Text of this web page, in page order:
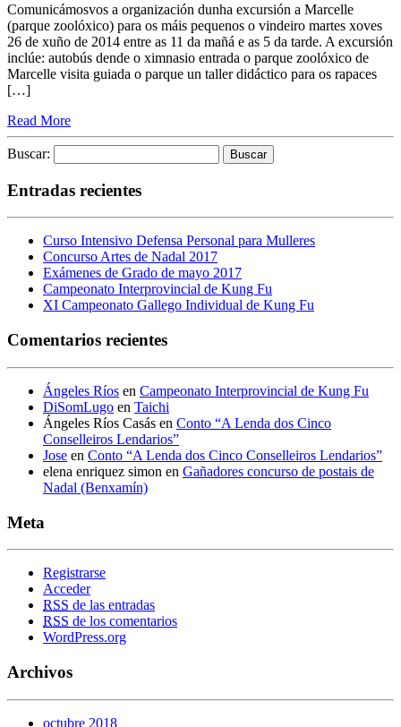
Comunicámosvos a organización dunha excursión a Marcelle
(parque zoolóxico) para os máis pequenos o vindeiro martes xoves
26 de xuño de 2014 entre as 11 da mañá e as 5 da tarde. A excursión
inclúe: autobús dende o ximnasio entrada o parque zoolóxico de
Marcelle visita guiada o parque un taller didáctico para os rapaces
[…]
Read More
Buscar:
Entradas recientes
Curso Intensivo Defensa Personal para Mulleres
Concurso Artes de Nadal 2017
Exámenes de Grado de mayo 2017
Campeonato Interprovincial de Kung Fu
XI Campeonato Gallego Individual de Kung Fu
Comentarios recientes
Ángeles Ríos en Campeonato Interprovincial de Kung Fu
DiSomLugo en Taichi
Ángeles Ríos Casás en Conto “A Lenda dos Cinco
Conselleiros Lendarios”
Jose en Conto “A Lenda dos Cinco Conselleiros Lendarios”
elena enriquez simon en Gañadores concurso de postais de
Nadal (Benxamín)
Meta
Registrarse
Acceder
RSS de las entradas
RSS de los comentarios
WordPress.org
Archivos
octubre 2018